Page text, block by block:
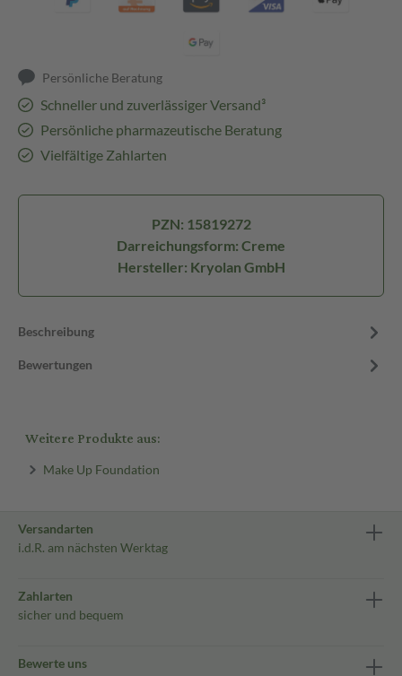
Persönliche Beratung
Schneller und zuverlässiger Versand³
Persönliche pharmazeutische Beratung
Vielfältige Zahlarten
PZN: 15819272
Darreichungsform: Creme
Hersteller: Kryolan GmbH
Beschreibung
Bewertungen
Weitere Produkte aus:
Make Up Foundation
Versandarten
i.d.R. am nächsten Werktag
Zahlarten
sicher und bequem
Bewerte uns